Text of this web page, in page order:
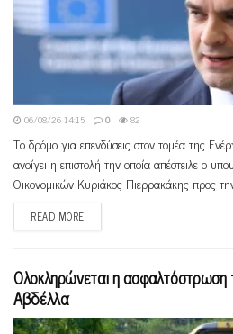
06/08/26 14:15 0 82
Το δρόμο για επενδύσεις στον τομέα της
ανοίγει η επιστολή την οποία απέστειλε ο
Οικονομικών Κυριάκος Πιερρακάκης προς
READ MORE
Ολοκληρώνεται η ασφαλτόστρωση
Αβδέλλα